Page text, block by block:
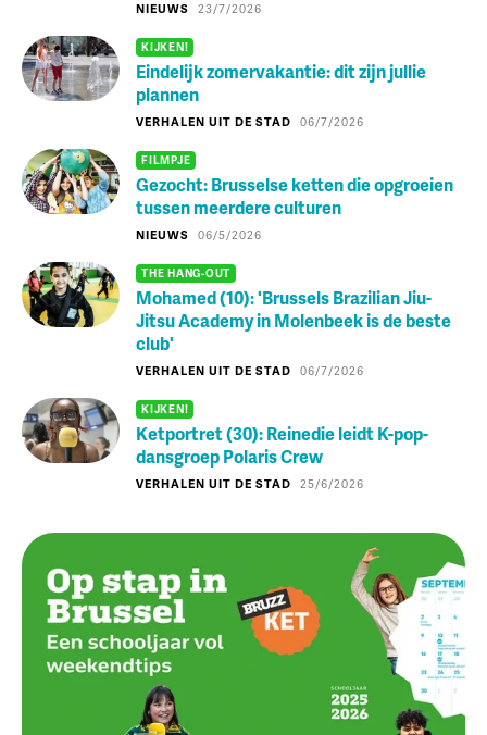
NIEUWS 23/7/2026
KIJKEN!
Eindelijk zomervakantie: dit zijn jullie
plannen
VERHALEN UIT DE STAD 06/7/2026
FILMPJE
Gezocht: Brusselse ketten die opgroeien
tussen meerdere culturen
NIEUWS 06/5/2026
THE HANG-OUT
Mohamed (10): 'Brussels Brazilian Jiu-
Jitsu Academy in Molenbeek is de beste
club'
VERHALEN UIT DE STAD 06/7/2026
KIJKEN!
Ketportret (30): Reinedie leidt K-pop-
dansgroep Polaris Crew
VERHALEN UIT DE STAD 25/6/2026